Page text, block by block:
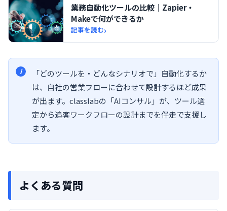
業務自動化ツールの比較｜Zapier・
Makeで何ができるか
記事を読む›
「どのツールを・どんなシナリオで」自動化するか
は、自社の営業フローに合わせて設計するほど成果
が出ます。classlabの「AIコンサル」が、ツール選
定から追客ワークフローの設計までを伴走で支援し
ます。
よくある質問